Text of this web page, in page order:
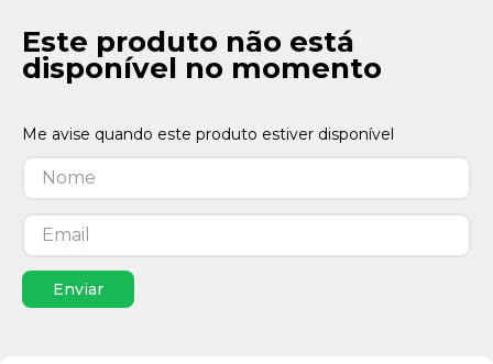
Este produto não está
disponível no momento
Enviar